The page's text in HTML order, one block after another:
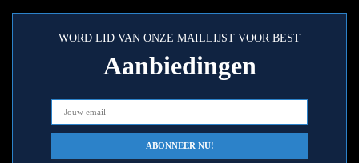
WORD LID VAN ONZE MAILLIJST VOOR BEST
Aanbiedingen